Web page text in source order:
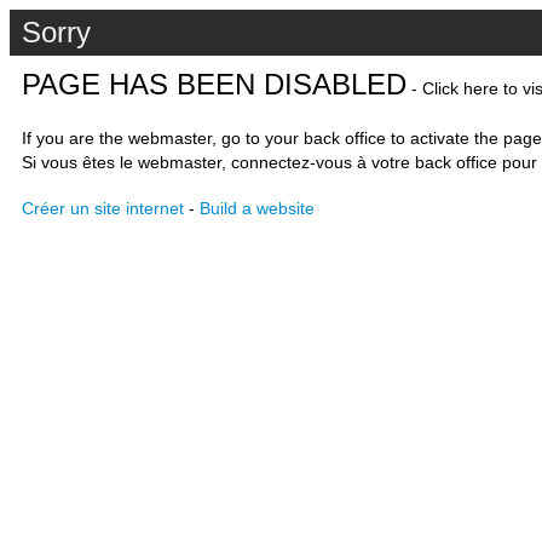
Sorry
PAGE HAS BEEN DISABLED - Click here to
If you are the webmaster, go to your back office to activate the
Si vous êtes le webmaster, connectez-vous à votre back office
Créer un site internet - Build a website